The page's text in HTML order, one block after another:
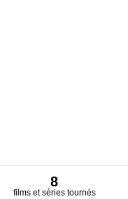
8
films et séries tournés